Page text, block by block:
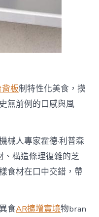
板制特性化美食，摸
無前例的口感與風
械人專家霍德·利普森
、構造條理復雜的芝
食材在口中交錯，帶
食AR擴增實境物bran